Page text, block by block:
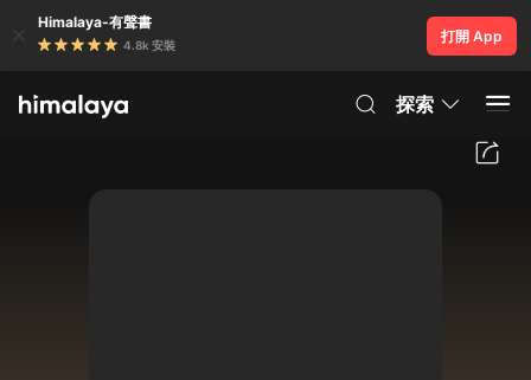
Himalaya-有聲書
4.8k 安裝
打開 App
探索